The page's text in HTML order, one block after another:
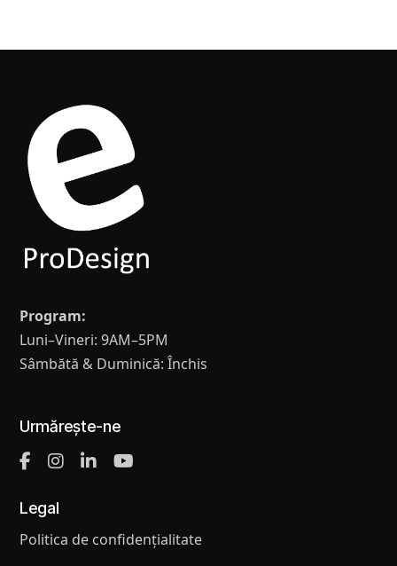
Program:
Luni–Vineri: 9AM–5PM
Sâmbătă & Duminică: Închis
Urmărește-ne
Legal
Politica de confidențialitate